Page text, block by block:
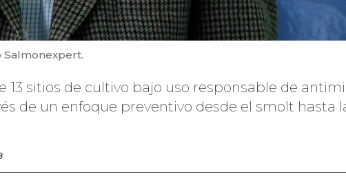
Salmonexpert.
13 sitios de cultivo bajo uso responsable de
de un enfoque preventivo desde el smolt hasta